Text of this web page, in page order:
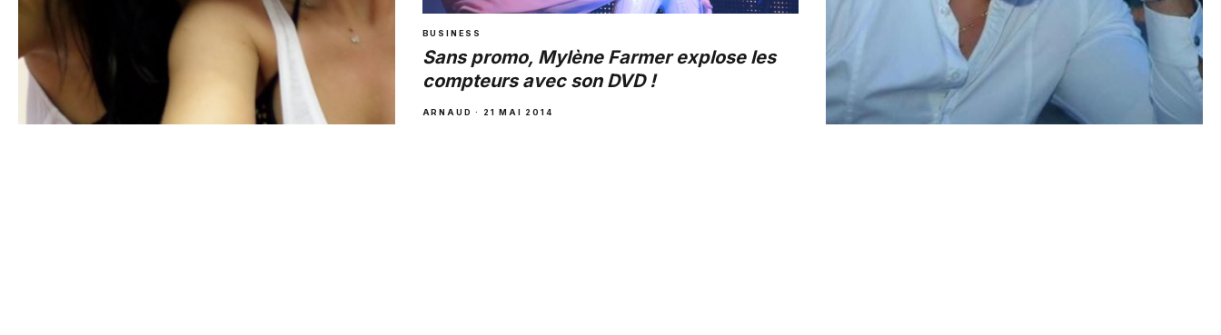
BUSINESS
Sans promo, Mylène Farmer explose les
compteurs avec son DVD !
ARNAUD · 21 MAI 2014